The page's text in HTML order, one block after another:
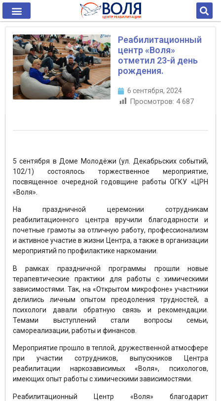
Реабилитационный
центр «Воля»
отметил 23-й день
рождения.
6 сентября, 2024
Просмотров: 4 687
5 сентября в Доме Молодёжи (ул. Декабрьских событий,
102/1) состоялось торжественное мероприятие,
посвященное очередной годовщине работы ОГКУ «ЦРН
«Воля».
На праздничной церемонии сотрудникам
реабилитационного центра вручили благодарности и
почетные грамоты за отличную работу, профессионализм
и активное участие в жизни Центра, а также в организации
мероприятий по профилактике наркомании.
В рамках праздничной программы прошли новые
терапевтические практики для работы с химическими
зависимостями. Так, на «Открытом микрофоне» участники
делились личным опытом преодоления трудностей, а
психологи давали обратную связь и рекомендации.
Темами выступлений стали вопросы семьи,
самореализации, работы и финансов.
Мероприятие прошло в теплой, дружественной атмосфере
при участии сотрудников, выпускников Центра
реабилитации наркозависимых «Воля», психологов,
имеющих опыт работы с химическими зависимостями.
Реабилитационный Центр «Воля» благодарит